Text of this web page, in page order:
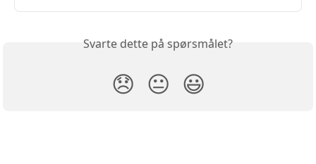
Svarte dette på spørsmålet?
😞 😐 😃